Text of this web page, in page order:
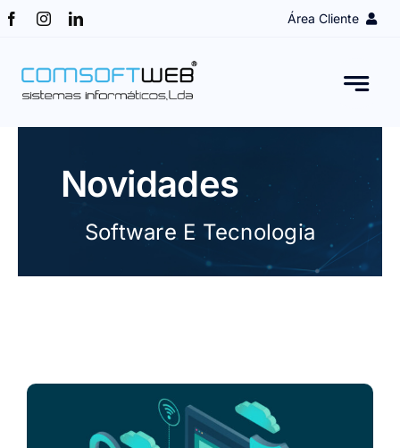
Skip
Área Cliente
Login Cliente
Obter Acesso
Assistência remota
Novidades
Software E Tecnologia